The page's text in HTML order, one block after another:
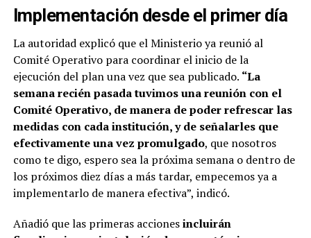
Implementación desde el primer día
La autoridad explicó que el Ministerio ya reunió al
Comité Operativo para coordinar el inicio de la
ejecución del plan una vez que sea publicado. “La
semana recién pasada tuvimos una reunión con el
Comité Operativo, de manera de poder refrescar las
medidas con cada institución, y de señalarles que
efectivamente una vez promulgado, que nosotros
como te digo, espero sea la próxima semana o dentro de
los próximos diez días a más tardar, empecemos ya a
implementarlo de manera efectiva”, indicó.
Añadió que las primeras accionesincluirán